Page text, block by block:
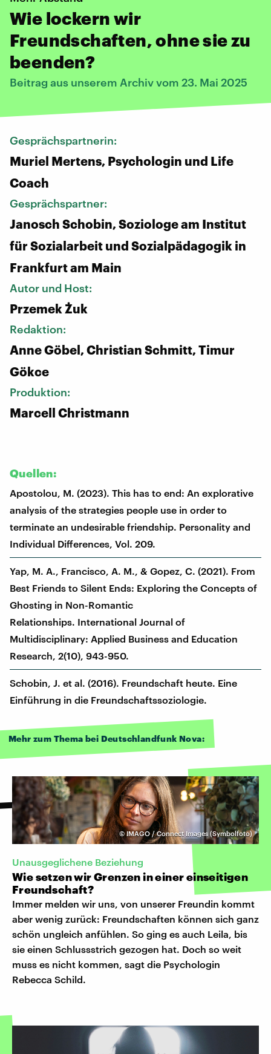
Wie lockern wir
Freundschaften, ohne sie zu
beenden?
Beitrag aus unserem Archiv vom 23. Mai 2025
Gesprächspartnerin:
Muriel Mertens, Psychologin und Life
Coach
Gesprächspartner:
Janosch Schobin, Soziologe am Institut
für Sozialarbeit und Sozialpädagogik in
Frankfurt am Main
Autor und Host:
Przemek Żuk
Redaktion:
Anne Göbel, Christian Schmitt, Timur
Gökce
Produktion:
Marcell Christmann
Quellen:
Apostolou, M. (2023). This has to end: An explorative
analysis of the strategies people use in order to
terminate an undesirable friendship. Personality and
Individual Differences, Vol. 209.
Yap, M. A., Francisco, A. M., & Gopez, C. (2021). From
Best Friends to Silent Ends: Exploring the Concepts of
Ghosting in Non-Romantic
Relationships. International Journal of
Multidisciplinary: Applied Business and Education
Research, 2(10), 943-950.
Schobin, J. et al. (2016). Freundschaft heute. Eine
Einführung in die Freundschaftssoziologie.
Mehr zum Thema bei Deutschlandfunk Nova:
©IMAGO / Connect Images (Symbolfoto)
Unausgeglichene Beziehung
Wie setzen wir Grenzen in einer einseitigen
Freundschaft?
Immer melden wir uns, von unserer Freundin kommt
aber wenig zurück: Freundschaften können sich ganz
schön ungleich anfühlen. So ging es auch Leila, bis
sie einen Schlussstrich gezogen hat. Doch so weit
muss es nicht kommen, sagt die Psychologin
Rebecca Schild.